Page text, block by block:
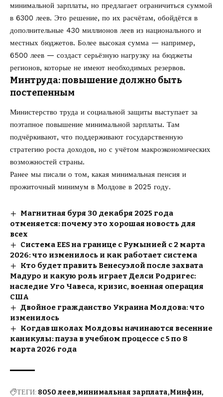
минимальной зарплаты, но предлагает ограничиться суммой
в 6300 леев. Это решение, по их расчётам, обойдётся в
дополнительные 430 миллионов леев из национального и
местных бюджетов. Более высокая сумма — например,
6500 леев — создаст серьёзную нагрузку на бюджеты
регионов, которые не имеют необходимых резервов.
Минтруда: повышение должно быть
постепенным
Министерство труда и социальной защиты выступает за
поэтапное повышение минимальной зарплаты. Там
подчёркивают, что поддерживают государственную
стратегию роста доходов, но с учётом макроэкономических
возможностей страны.
Ранее мы писали о том, какая минимальная пенсия и
прожиточный минимум в Молдове в 2025 году.
Магнитная буря 30 декабря 2025 года
отменяется: почему это хорошая новость для
всех
Система EES на границе с Румынией с 2 марта
2026: что изменилось и как работает система
Кто будет править Венесуэлой после захвата
Мадуро и какую роль играет Делси Родригес:
наследие Уго Чавеса, кризис, военная операция
США
Двойное гражданство Украина Молдова: что
изменилось
Когдав школах Молдовы начинаются весенние
каникулы: пауза в учебном процессе с 5 по 8
марта 2026 года
ТЕГИ: 8050 леев минимальная зарплата Минфин